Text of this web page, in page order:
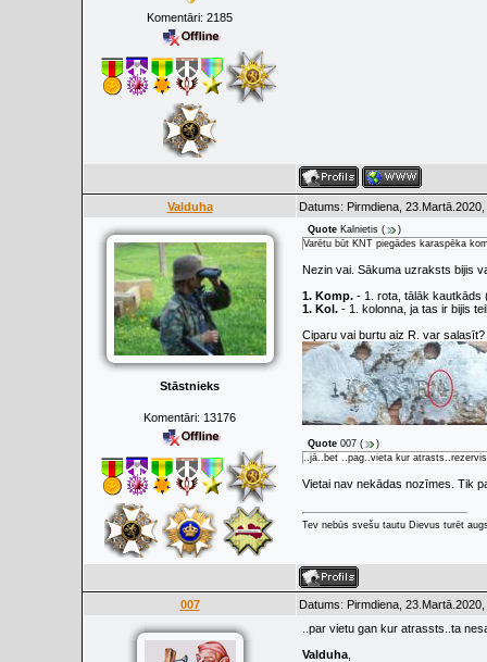
Komentāri: 2185
Valduha Datums: Pirmdiena,
Stāstnieks
Komentāri: 13176
Quote Kalnietis (
)
Varētu būt KNT piegādes karaspēka
Nezin vai. Sākuma uzraksts bijis
1. Komp. - 1. rota, tālāk
1. Kol. - 1. kolonna, ja tas ir bijis
Ciparu vai burtu aiz R. var salasīt?
Quote 007 (
)
..jā..bet ..pag..vieta kur
Vietai nav nekādas nozīmes. Tik
Tev nebūs svešu tautu Dievus turēt
007 Datums: Pirmdiena,
..par vietu gan kur atrassts..ta
Valduha